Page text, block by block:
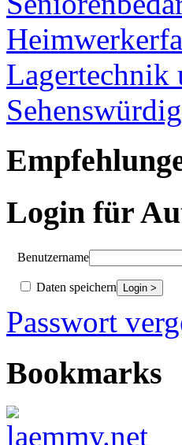
Login für
Benutzername
Daten speichern
Passwort
Bookmarks